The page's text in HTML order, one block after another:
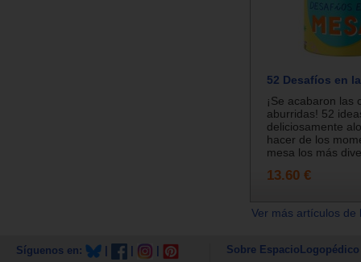
52 Desafíos en
¡Se acabaron las
aburridas! 52
deliciosamente
hacer de los
mesa los más
13.60 €
Ver más artículos
Síguenos en: Sobre EspacioLogopédico